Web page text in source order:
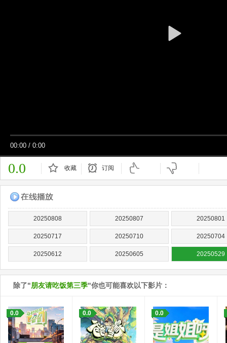
00:00 / 0:00
0.0 收藏 订阅
20250808 20250807 20250801
20250717 20250710 20250704
20250612 20250605 20250529
除了"朋友请吃饭第三季"你也可能喜欢以下影片：
0.0 0.0 0.0